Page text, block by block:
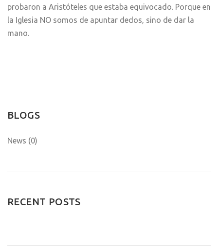
probaron a Aristóteles que estaba equivocado. Porque en
la Iglesia NO somos de apuntar dedos, sino de dar la
mano.
BLOGS
News (0)
RECENT POSTS